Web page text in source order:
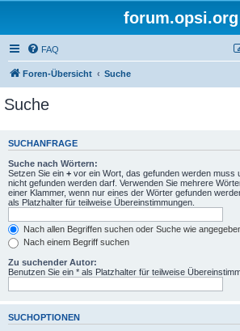
forum.opsi.org
FAQ
Foren-Übersicht Suche
Suche
SUCHANFRAGE
Suche nach Wörtern:
Setzen Sie ein + vor ein Wort, das gefunden werden muss
nicht gefunden werden darf. Verwenden Sie mehrere
einer Klammer, wenn nur eines der Wörter gefunden
als Platzhalter für teilweise Übereinstimmungen.
Nach allen Begriffen suchen oder Suche wie
Nach einem Begriff suchen
Zu suchender Autor:
Benutzen Sie ein * als Platzhalter für teilweise
SUCHOPTIONEN